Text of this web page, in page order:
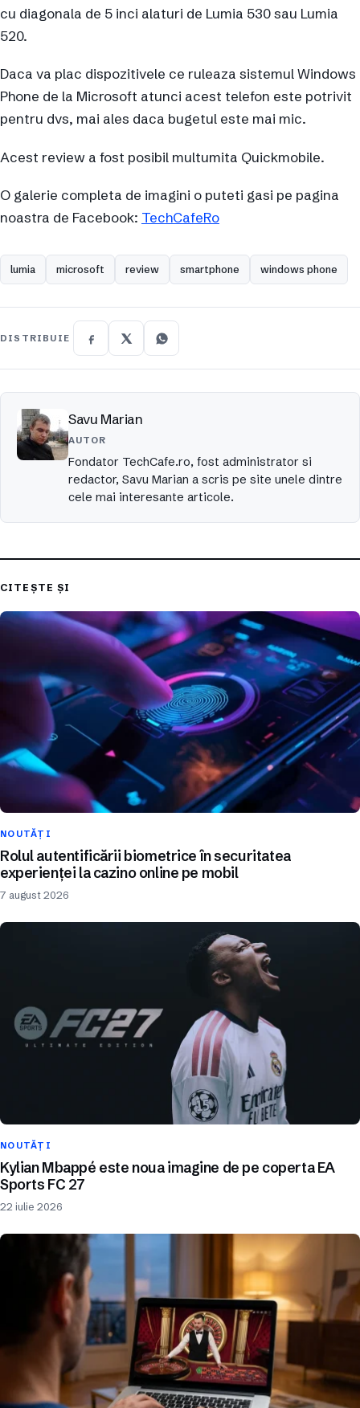
cu diagonala de 5 inci alaturi de Lumia 530 sau Lumia
520.
Daca va plac dispozitivele ce ruleaza sistemul Windows
Phone de la Microsoft atunci acest telefon este potrivit
pentru dvs, mai ales daca bugetul este mai mic.
Acest review a fost posibil multumita Quickmobile.
O galerie completa de imagini o puteti gasi pe pagina
noastra de Facebook: TechCafeRo
lumia microsoft review smartphone windows phone
DISTRIBUIE
Savu Marian
AUTOR
Fondator TechCafe.ro, fost administrator si
redactor, Savu Marian a scris pe site unele dintre
cele mai interesante articole.
CITEȘTE ȘI
NOUTĂȚI
Rolul autentificării biometrice în securitatea
experienței la cazino online pe mobil
7 august 2026
NOUTĂȚI
Kylian Mbappé este noua imagine de pe coperta EA
Sports FC 27
22 iulie 2026